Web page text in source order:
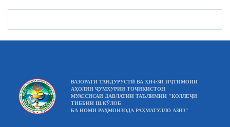
ВАЗОРАТИ ТАНДУРУСТӢ ВА ҲИФЗИ ИҶТИМОИИ
АҲОЛИИ ҶУМҲУРИИ ТОҶИКИСТОН
МУАССИСАИ ДАВЛАТИИ ТАЪЛИМИИ "КОЛЛЕҶИ
ТИББИИ Ш.КӮЛОБ
БА НОМИ РАҲМОНЗОДА РАҲМАТУЛЛО АЗИЗ"